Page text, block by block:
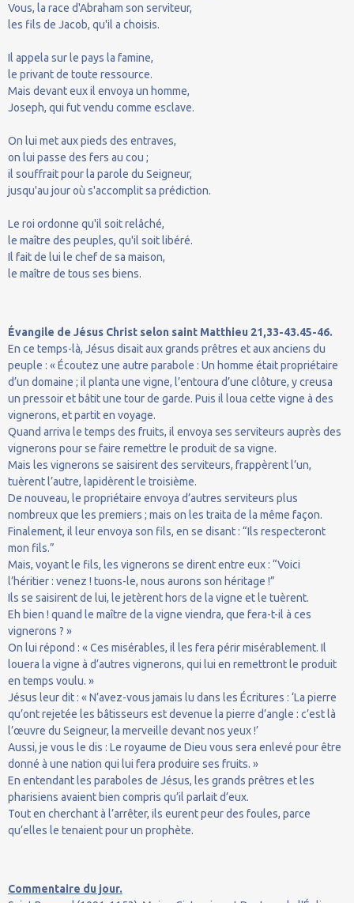
Vous, la race d'Abraham son serviteur,
les fils de Jacob, qu'il a choisis.
Il appela sur le pays la famine,
le privant de toute ressource.
Mais devant eux il envoya un homme,
Joseph, qui fut vendu comme esclave.
On lui met aux pieds des entraves,
on lui passe des fers au cou ;
il souffrait pour la parole du Seigneur,
jusqu'au jour où s'accomplit sa prédiction.
Le roi ordonne qu'il soit relâché,
le maître des peuples, qu'il soit libéré.
Il fait de lui le chef de sa maison,
le maître de tous ses biens.
Évangile de Jésus Christ selon saint Matthieu 21,33-43.45-46.
En ce temps-là, Jésus disait aux grands prêtres et aux anciens du
peuple : « Écoutez une autre parabole : Un homme était propriétaire
d’un domaine ; il planta une vigne, l’entoura d’une clôture, y creusa
un pressoir et bâtit une tour de garde. Puis il loua cette vigne à des
vignerons, et partit en voyage.
Quand arriva le temps des fruits, il envoya ses serviteurs auprès des
vignerons pour se faire remettre le produit de sa vigne.
Mais les vignerons se saisirent des serviteurs, frappèrent l’un,
tuèrent l’autre, lapidèrent le troisième.
De nouveau, le propriétaire envoya d’autres serviteurs plus
nombreux que les premiers ; mais on les traita de la même façon.
Finalement, il leur envoya son fils, en se disant : “Ils respecteront
mon fils.”
Mais, voyant le fils, les vignerons se dirent entre eux : “Voici
l’héritier : venez ! tuons-le, nous aurons son héritage !”
Ils se saisirent de lui, le jetèrent hors de la vigne et le tuèrent.
Eh bien ! quand le maître de la vigne viendra, que fera-t-il à ces
vignerons ? »
On lui répond : « Ces misérables, il les fera périr misérablement. Il
louera la vigne à d’autres vignerons, qui lui en remettront le produit
en temps voulu. »
Jésus leur dit : « N’avez-vous jamais lu dans les Écritures : ‘La pierre
qu’ont rejetée les bâtisseurs est devenue la pierre d’angle : c’est là
l’œuvre du Seigneur, la merveille devant nos yeux !’
Aussi, je vous le dis : Le royaume de Dieu vous sera enlevé pour être
donné à une nation qui lui fera produire ses fruits. »
En entendant les paraboles de Jésus, les grands prêtres et les
pharisiens avaient bien compris qu’il parlait d’eux.
Tout en cherchant à l’arrêter, ils eurent peur des foules, parce
qu’elles le tenaient pour un prophète.
Commentaire du jour.